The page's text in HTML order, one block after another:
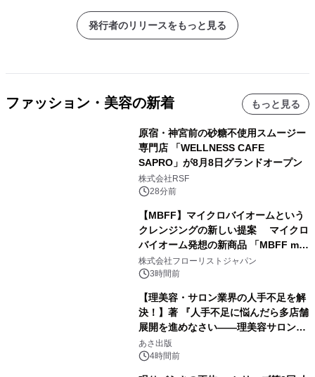
発行者のリリースをもっと見る
ファッション・美容の新着 もっと見る
原宿・神宮前の砂糖不使用スムージー
専門店 「WELLNESS CAFE
SAPRO」が8月8日グランドオープン
株式会社RSF
28分前
【MBFF】マイクロバイオームという
クレンジングの新しい提案 マイクロ
バイオーム発想の新商品 「MBFF mb
クレンジングPRO」を2026年8月6日
発売
株式会社フローリストジャパン
3時間前
【理美容・サロン業界の人手不足を解
決！】著 『人手不足に悩んだら多店舗
展開を進めなさい――理美容サロン
「多店舗展開」の教科書』2026年8月
24日（月）発売
あさ出版
4時間前